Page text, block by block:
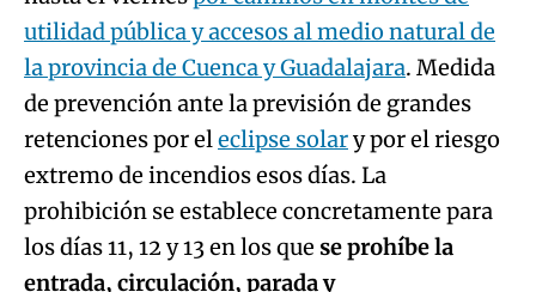
retenciones por el eclipse solar y por el riesgo
extremo de incendios esos días. La
prohibición se establece concretamente para
los días 11, 12 y 13 en los quese prohíbe la
entrada, circulación, parada y
estacionamientode estos vehículos. La
medida se limita a los tramos forestales y no
afecta a la red general de carreteras, a las vías